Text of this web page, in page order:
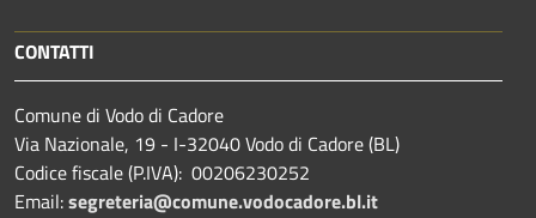
CONTATTI
Comune di Vodo di Cadore
Via Nazionale, 19 - I-32040 Vodo di Cadore (BL)
Codice fiscale (P.IVA): 00206230252
Email:segreteria@comune.vodocadore.bl.it